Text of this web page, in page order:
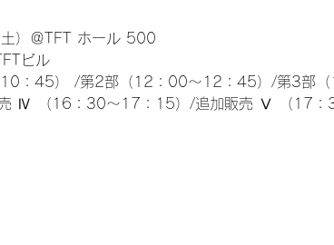
）＠TFT ホール 500
ビル
10：45） /第2部（12：00～12：45）/第3部
Ⅳ （16：30～17：15）/追加販売 Ⅴ （17：